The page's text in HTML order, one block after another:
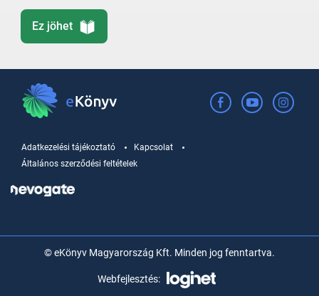
Ez jöhet
Adatkezelési tájékoztató
Kapcsolat
Általános szerződési feltételek
© eKönyv Magyarország Kft. Minden jog fenntartva.
Webfejlesztés: